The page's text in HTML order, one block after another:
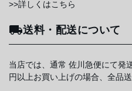
>>詳しくはこちら
送料・配送について
当店では、通常 佐川急便にて発
円以上お買い上げの場合、全品